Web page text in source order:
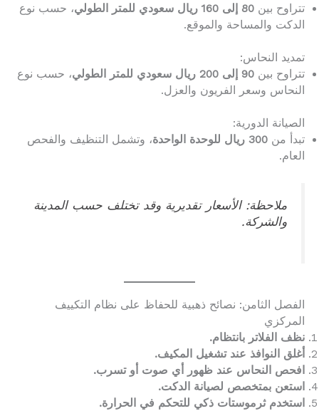
تتراوح بين 80 إلى 160 ريال سعودي للمتر الطولي
، حسب نوع
الدكت والمساحة والموقع.
تمديد النحاس:
تتراوح بين 90 إلى 200 ريال سعودي للمتر الطولي
، حسب نوع
النحاس وسعر الفريون والعزل.
الصيانة الدورية:
تبدأ من 300 ريال للوحدة الواحدة
، وتشمل التنظيف والفحص
العام.
ملاحظة: الأسعار تقديرية وقد تختلف حسب المدينة
والشركة.
الفصل الثامن: نصائح ذهبية للحفاظ على نظام التكييف
المركزي
نظف الفلاتر بانتظام.
أغلق النوافذ عند تشغيل المكيف.
افحص النحاس عند ظهور أي صوت أو تسرب.
استعن بمتخصص لصيانة الدكت.
استخدم ثرموستات ذكي للتحكم في الحرارة.